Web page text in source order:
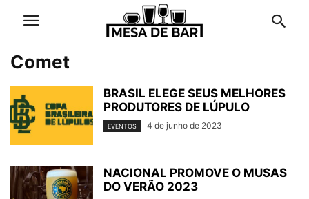
Comet
BRASIL ELEGE SEUS MELHORES
PRODUTORES DE LÚPULO
EVENTOS 4 de junho de 2023
NACIONAL PROMOVE O MUSAS
DO VERÃO 2023